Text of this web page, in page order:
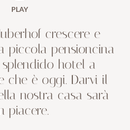
PLAY
crescere e
piccola pensioncina
hotel a
che è oggi. Darvi il
nostra casa sarà
piacere.